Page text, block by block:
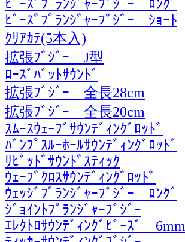
ﾋﾞｰｽﾞﾌﾟﾗﾝｼﾞｬｰﾌﾞｼﾞｰ ﾛﾝｸﾞ
ﾋﾞｰｽﾞﾌﾟﾗﾝｼﾞｬｰﾌﾞｼﾞｰ ｼｮｰﾄ
ｸﾘｱｶﾃ(5本入)
拡張ﾌﾞｼﾞｰ J型
ﾛｰｽﾞﾊﾞｯﾄｻｳﾝﾄﾞ
拡張ﾌﾞｼﾞｰ 全長28cm
拡張ﾌﾞｼﾞｰ 全長20cm
ｽﾑｰｽｳｪｰﾌﾞｻｳﾝﾃﾞｨﾝｸﾞﾛｯﾄﾞ
ﾊﾞﾝﾌﾟｽﾙｰﾎｰﾙｻｳﾝﾃﾞｨﾝｸﾞﾛｯﾄﾞ
ﾘﾋﾞｯﾄﾞｻｳﾝﾄﾞｽﾃｨｯｸ
ｳｪｰﾌﾞｸﾛｽｻｳﾝﾃﾞｨﾝｸﾞﾛｯﾄﾞ
ｳｪｯｼﾞﾌﾟﾗﾝｼﾞｬｰﾌﾞｼﾞｰ ﾛﾝｸﾞ
ｼﾞｮｲﾝﾄﾌﾟﾗﾝｼﾞｬｰﾌﾞｼﾞｰ
ｴﾚｸﾄﾛｻｳﾝﾃﾞｨﾝｸﾞﾋﾞｰｽﾞ 6mm